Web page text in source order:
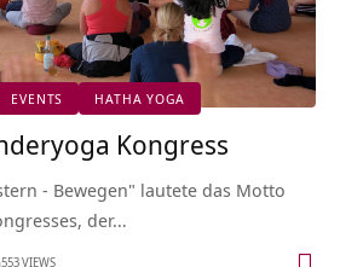
EVENTS HATHA YOGA
Kongress
- Bewegen" lautete das Motto
der…
553 VIEWS